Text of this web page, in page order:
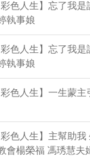
色人生】忘了我是
執事娘
色人生】忘了我是
執事娘
色人生】一生蒙主
色人生】主幫助我
會楊榮福 馮琇慧夫